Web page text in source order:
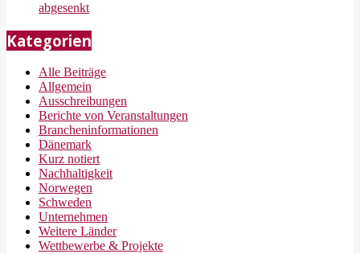
abgesenkt
Kategorien
Alle Beiträge
Allgemein
Ausschreibungen
Berichte von Veranstaltungen
Brancheninformationen
Dänemark
Kurz notiert
Nachhaltigkeit
Norwegen
Schweden
Unternehmen
Weitere Länder
Wettbewerbe & Projekte